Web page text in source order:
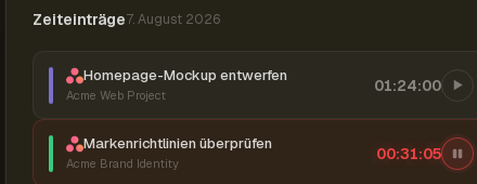
Zeiteinträge7. August 2026
Homepage-Mockup entwerfen
Acme Web Project
01:24:00
Markenrichtlinien überprüfen
Acme Brand Identity
00:31:06